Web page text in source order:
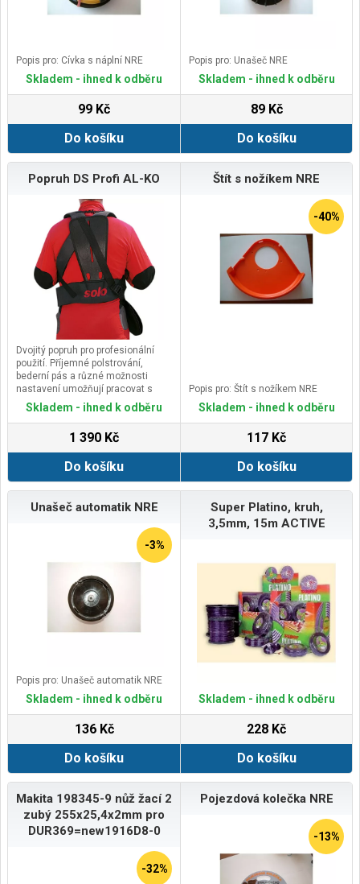
Popis pro: Cívka s náplní NRE
Skladem - ihned k odběru
99 Kč
Do košíku
Popis pro: Unašeč NRE
Skladem - ihned k odběru
89 Kč
Do košíku
Popruh DS Profi AL-KO
Dvojitý popruh pro profesionální
použití. Příjemné polstrování,
bederní pás a různé možnosti
nastavení umožňují pracovat s
úsporou sil.
Skladem - ihned k odběru
1 390 Kč
Do košíku
Štít s nožíkem NRE
-40%
Popis pro: Štít s nožíkem NRE
Skladem - ihned k odběru
117 Kč
Do košíku
Unašeč automatik NRE
-3%
Popis pro: Unašeč automatik NRE
Skladem - ihned k odběru
136 Kč
Do košíku
Super Platino, kruh,
3,5mm, 15m ACTIVE
Skladem - ihned k odběru
228 Kč
Do košíku
Makita 198345-9 nůž žací 2
zubý 255x25,4x2mm pro
DUR369=new1916D8-0
-32%
Pojezdová kolečka NRE
-13%